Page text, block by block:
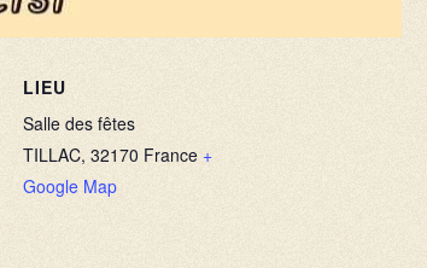
LIEU
Salle des fêtes
TILLAC, 32170 France +
Google Map